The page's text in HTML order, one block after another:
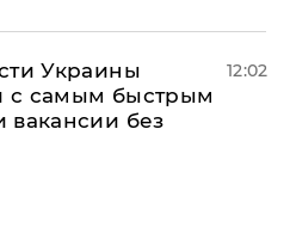
Украины
с самым быстрым
вакансии без
12:02